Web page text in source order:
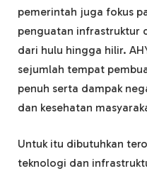
pemerintah juga fokus
penguatan infrastruktur
dari hulu hingga hilir.
sejumlah tempat
penuh serta dampak
dan kesehatan
Untuk itu dibutuhkan
teknologi dan